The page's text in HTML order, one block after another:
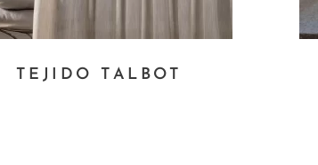
TEJIDO TALBOT